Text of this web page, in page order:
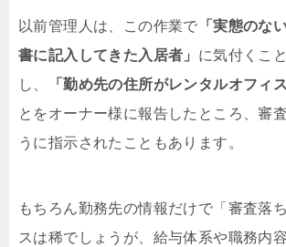
以前管理人は、この作業で 「実態のな
書に記入してきた入居者」 に気付くこ
し、
「勤め先の住所がレンタルオフィ
とをオーナー様に報告したところ、審
うに指示されたこともあります。
もちろん勤務先の情報だけで「審査落
スは稀でしょうが、給与体系や職務内